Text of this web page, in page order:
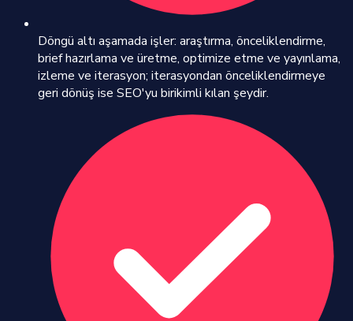
Döngü altı aşamada işler: araştırma, önceliklendirme,
brief hazırlama ve üretme, optimize etme ve yayınlama,
izleme ve iterasyon; iterasyondan önceliklendirmeye
geri dönüş ise SEO'yu birikimli kılan şeydir.